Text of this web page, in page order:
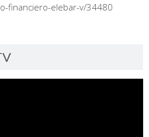
financiero-elebar-v/34480